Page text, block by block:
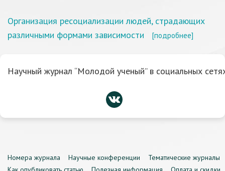
Организация ресоциализации людей, страдающих
различными формами зависимости
[подробнее]
Научный журнал “Молодой ученый” в социальных
Номера журнала Научные конференции
Тематические журналы